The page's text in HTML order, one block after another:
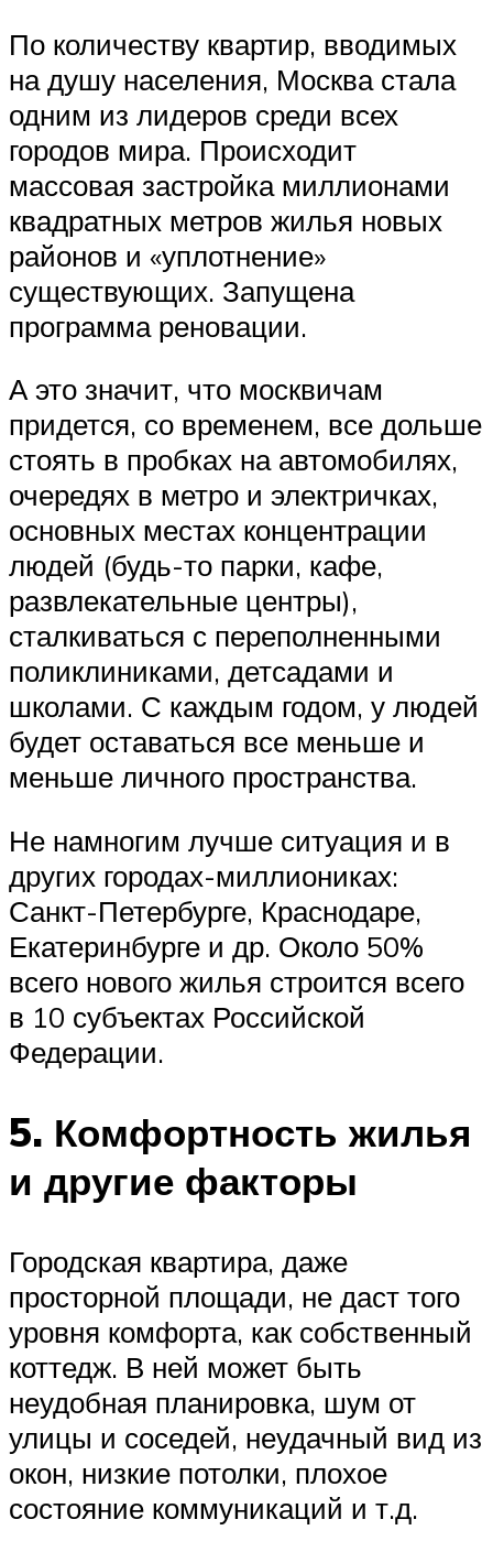
По количеству квартир, вводимых
на душу населения, Москва стала
одним из лидеров среди всех
городов мира. Происходит
массовая застройка миллионами
квадратных метров жилья новых
районов и «уплотнение»
существующих. Запущена
программа реновации.
А это значит, что москвичам
придется, со временем, все дольше
стоять в пробках на автомобилях,
очередях в метро и электричках,
основных местах концентрации
людей (будь-то парки, кафе,
развлекательные центры),
сталкиваться с переполненными
поликлиниками, детсадами и
школами. С каждым годом, у людей
будет оставаться все меньше и
меньше личного пространства.
Не намногим лучше ситуация и в
других городах-миллиониках:
Санкт-Петербурге, Краснодаре,
Екатеринбурге и др. Около 50%
всего нового жилья строится всего
в 10 субъектах Российской
Федерации.
5. Комфортность жилья
и другие факторы
Городская квартира, даже
просторной площади, не даст того
уровня комфорта, как собственный
коттедж. В ней может быть
неудобная планировка, шум от
улицы и соседей, неудачный вид из
окон, низкие потолки, плохое
состояние коммуникаций и т.д.